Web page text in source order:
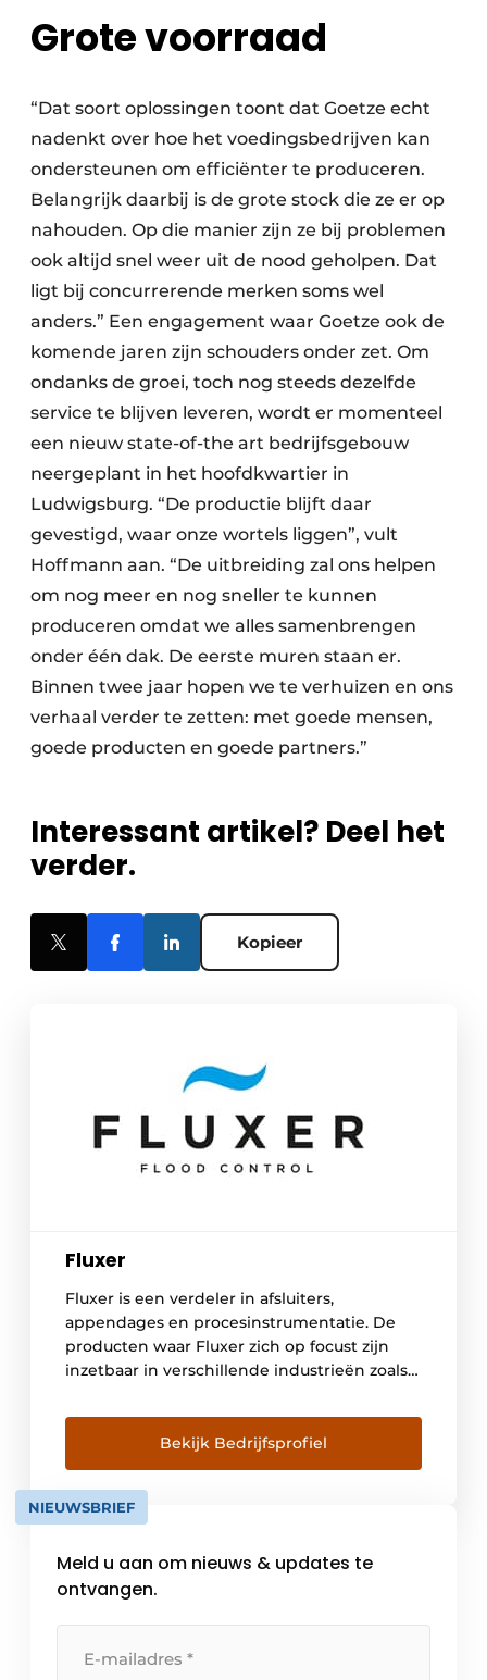
Grote voorraad
“Dat soort oplossingen toont dat Goetze echt
nadenkt over hoe het voedingsbedrijven kan
ondersteunen om efficiënter te produceren.
Belangrijk daarbij is de grote stock die ze er op
nahouden. Op die manier zijn ze bij problemen
ook altijd snel weer uit de nood geholpen. Dat
ligt bij concurrerende merken soms wel
anders.” Een engagement waar Goetze ook de
komende jaren zijn schouders onder zet. Om
ondanks de groei, toch nog steeds dezelfde
service te blijven leveren, wordt er momenteel
een nieuw state-of-the art bedrijfsgebouw
neergeplant in het hoofdkwartier in
Ludwigsburg. “De productie blijft daar
gevestigd, waar onze wortels liggen”, vult
Hoffmann aan. “De uitbreiding zal ons helpen
om nog meer en nog sneller te kunnen
produceren omdat we alles samenbrengen
onder één dak. De eerste muren staan er.
Binnen twee jaar hopen we te verhuizen en ons
verhaal verder te zetten: met goede mensen,
goede producten en goede partners.”
Interessant artikel? Deel het
verder.
Kopieer
Fluxer
Fluxer is een verdeler in afsluiters,
appendages en procesinstrumentatie. De
producten waar Fluxer zich op focust zijn
inzetbaar in verschillende industrieën zoals
petrochemie & raffinaderij, … Om in elk
proces en in elke situatie de best mogelijke
oplossing te kunnen aanbieden, versterken
we ons ruim aanbod aan producten met een
volledig dienstenpakket. […]
Bekijk Bedrijfsprofiel
NIEUWSBRIEF
Meld u aan om nieuws & updates te
ontvangen.